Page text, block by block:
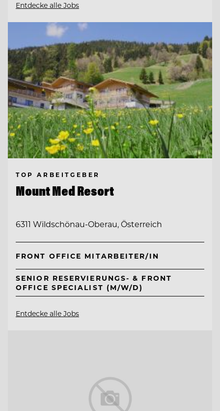
Entdecke alle Jobs
TOP ARBEITGEBER
Mount Med Resort
6311 Wildschönau-Oberau, Österreich
FRONT OFFICE MITARBEITER/IN
SENIOR RESERVIERUNGS- & FRONT
OFFICE SPECIALIST (M/W/D)
Entdecke alle Jobs